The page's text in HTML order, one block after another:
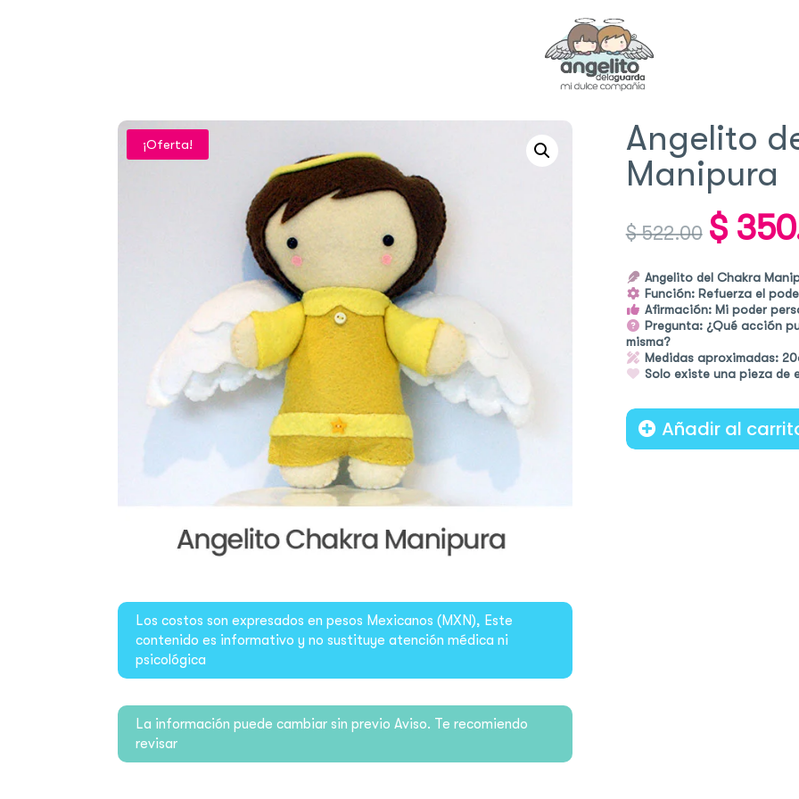
¡Oferta!
Los costos son expresados en pesos Mexicanos (MXN), Este
contenido es informativo y no sustituye atención médica ni
psicológica
La información puede cambiar sin previo Aviso. Te recomiendo
revisar
Angelito
Manipura
$522.00 Original
price
was:
$
$
Angelito del Chakra
Función: Refuerza el
Afirmación: Mi poder
Pregunta: ¿Qué acción
misma?
Medidas aproximadas:
Solo existe una pieza de
Añadir al